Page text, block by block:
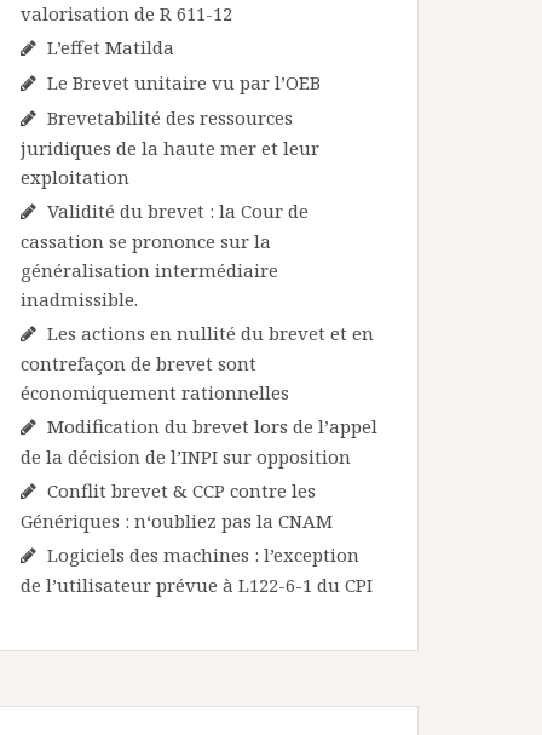
valorisation de R 611-12
L’effet Matilda
Le Brevet unitaire vu par l’OEB
Brevetabilité des ressources
juridiques de la haute mer et leur
exploitation
Validité du brevet : la Cour de
cassation se prononce sur la
généralisation intermédiaire
inadmissible.
Les actions en nullité du brevet et en
contrefaçon de brevet sont
économiquement rationnelles
Modification du brevet lors de l’appel
de la décision de l’INPI sur opposition
Conflit brevet & CCP contre les
Génériques : n‘oubliez pas la CNAM
Logiciels des machines : l’exception
de l’utilisateur prévue à L122-6-1 du CPI